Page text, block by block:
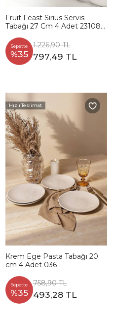
Fruit Feast Sirius Servis
Tabağı 27 Cm 4 Adet 23108-
Sepette
%35
1.226,90 TL
797,49 TL
Hızlı Teslimat
Krem Ege Pasta Tabağı 20
cm 4 Adet 036
Sepette
%35
758,90 TL
493,28 TL